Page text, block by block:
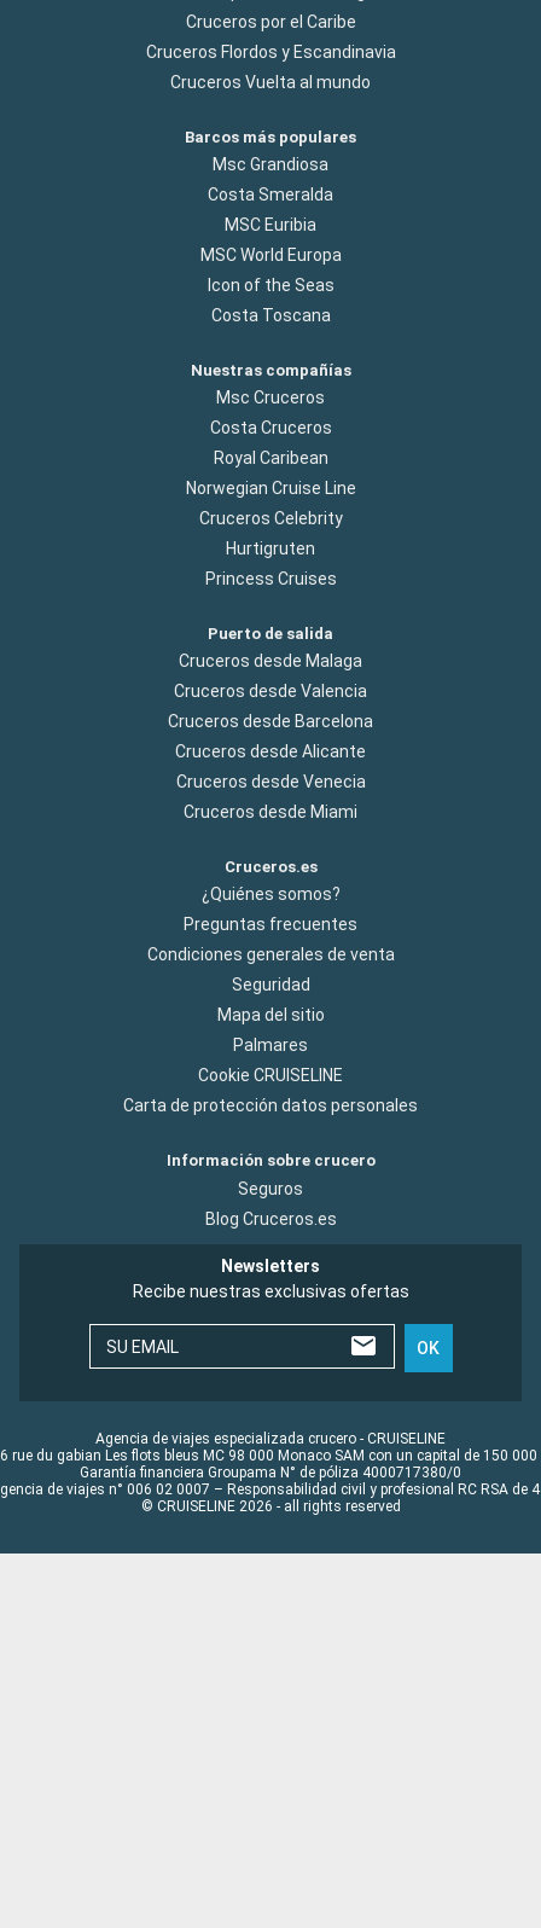
Cruceros por el Caribe
Cruceros Flordos y Escandinavia
Cruceros Vuelta al mundo
Barcos más populares
Msc Grandiosa
Costa Smeralda
MSC Euribia
MSC World Europa
Icon of the Seas
Costa Toscana
Nuestras compañías
Msc Cruceros
Costa Cruceros
Royal Caribean
Norwegian Cruise Line
Cruceros Celebrity
Hurtigruten
Princess Cruises
Puerto de salida
Cruceros desde Malaga
Cruceros desde Valencia
Cruceros desde Barcelona
Cruceros desde Alicante
Cruceros desde Venecia
Cruceros desde Miami
Cruceros.es
¿Quiénes somos?
Preguntas frecuentes
Condiciones generales de venta
Seguridad
Mapa del sitio
Palmares
Cookie CRUISELINE
Carta de protección datos personales
Información sobre crucero
Seguros
Blog Cruceros.es
Newsletters
Recibe nuestras exclusivas ofertas
SU EMAIL OK
Agencia de viajes especializada crucero - CRUISELINE
rue du gabian Les flots bleus MC 98 000 Monaco SAM con un capital de 150 000
Garantía financiera Groupama N° de póliza 4000717380/0
de viajes n° 006 02 0007 – Responsabilidad civil y profesional RC RSA de
© CRUISELINE 2026 - all rights reserved